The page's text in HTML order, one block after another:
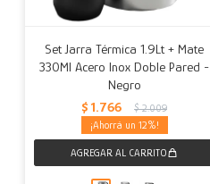
Set Jarra Térmica 1.9Lt + Mate
330Ml Acero Inox Doble Pared -
Negro
$ 1.766 $ 2.009
12